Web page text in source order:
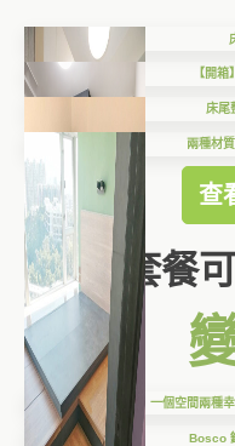
【開
床尾
兩種材
查
套餐
一個空間兩種
Bosco